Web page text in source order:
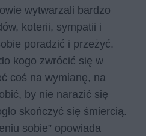
wytwarzali bardzo
koterii, sympatii i
poradzić i przeżyć.
kogo zwrócić się w
coś na wymianę, na
by nie narazić się
skończyć się śmiercią.
sobie” opowiada